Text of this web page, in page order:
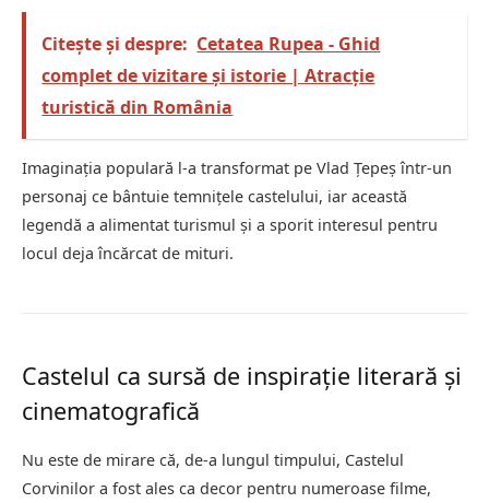
Citește și despre: Cetatea Rupea - Ghid
complet de vizitare și istorie | Atracție
turistică din România
Imaginația populară l-a transformat pe Vlad Țepeș într-un
personaj ce bântuie temnițele castelului, iar această
legendă a alimentat turismul și a sporit interesul pentru
locul deja încărcat de mituri.
Castelul ca sursă de inspirație literară și
cinematografică
Nu este de mirare că, de-a lungul timpului, Castelul
Corvinilor a fost ales ca decor pentru numeroase filme,